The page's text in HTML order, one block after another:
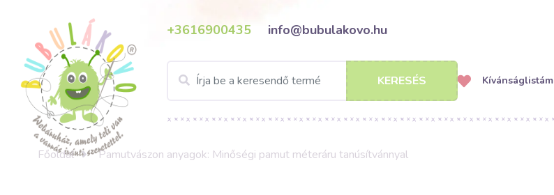
+3616900435 info@bubulakovo.hu
KERESÉS Kívánságlistám
Főoldal Pamutvászon anyagok: Minőségi pamut méteráru tanúsítvánnyal